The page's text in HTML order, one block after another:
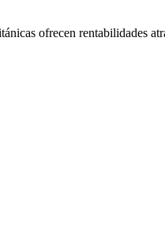
ofrecen rentabilidades